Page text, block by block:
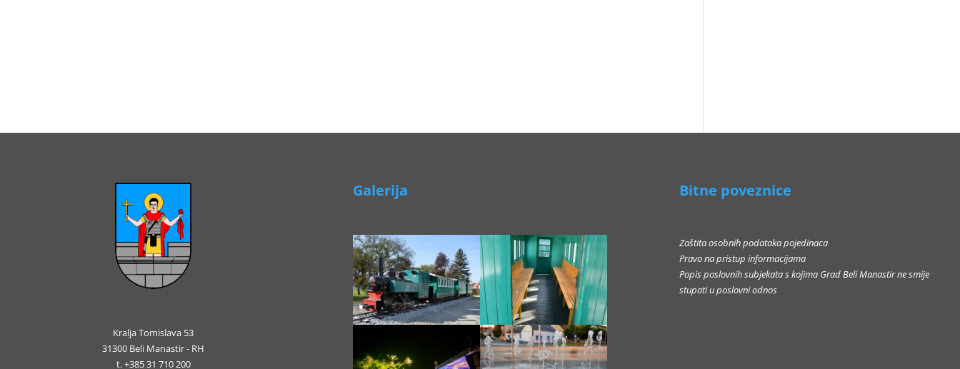
Kralja Tomislava 53
31300 Beli Manastir - RH
t. +385 31 710 200
Galerija Bitne poveznice
Zaštita osobnih podataka pojedinaca
Pravo na pristup informacijama
Popis poslovnih subjekata s kojima Grad Beli Manastir ne smije
stupati u poslovni odnos